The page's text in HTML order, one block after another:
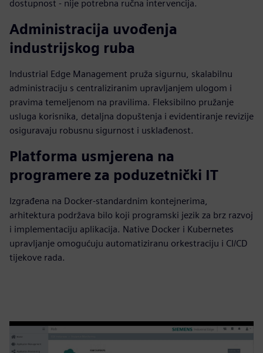
dostupnost - nije potrebna ručna intervencija.
Administracija uvođenja
industrijskog ruba
Industrial Edge Management pruža sigurnu, skalabilnu
administraciju s centraliziranim upravljanjem ulogom i
pravima temeljenom na pravilima. Fleksibilno pružanje
usluga korisnika, detaljna dopuštenja i evidentiranje revizije
osiguravaju robusnu sigurnost i usklađenost.
Platforma usmjerena na
programere za poduzetnički IT
Izgrađena na Docker-standardnim kontejnerima,
arhitektura podržava bilo koji programski jezik za brz razvoj
i implementaciju aplikacija. Native Docker i Kubernetes
upravljanje omogućuju automatiziranu orkestraciju i CI/CD
tijekove rada.